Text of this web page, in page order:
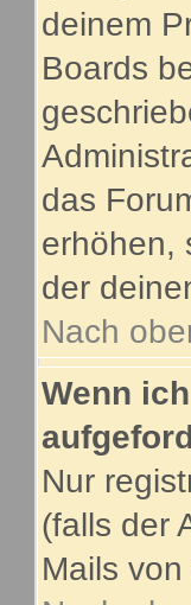
deinem
Boards
das
erhöhen,
der
Nach
Wenn
Nur
(falls der
Mails